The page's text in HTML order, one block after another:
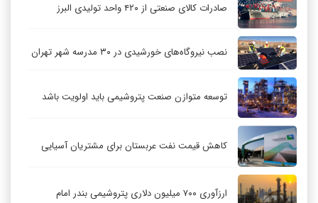
صادرات کالای صنعتی از ۴۲۰ واحد تولیدی البرز
نصب نیروگاه‌های خورشیدی در ۳۰ مدرسه شهر تهران
توسعه متوازن صنعت پتروشیمی باید اولویت باشد
کاهش قیمت نفت عربستان برای مشتریان آسیایی
ارزآوری ۷۰۰ میلیون دلاری پتروشیمی بندر امام